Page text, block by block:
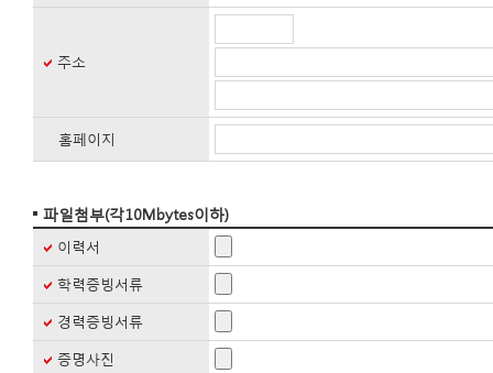
◆ 개인정보의 보유 및 이용기간
단, 관계법령의 규정에 의하여 보존할 필요가 있는 경우 회사
주소
홈페이지
파일첨부(각10Mbytes이하)
이력서
학력증빙서류
경력증빙서류
증명사진